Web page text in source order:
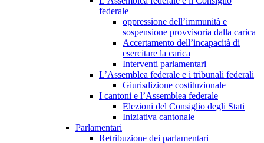
federale
oppressione dell’immunità e
sospensione provvisoria dalla carica
Accertamento dell’incapacità di
esercitare la carica
Interventi parlamentari
L’Assemblea federale e i tribunali federali
Giurisdizione costituzionale
I cantoni e l’Assemblea federale
Elezioni del Consiglio degli Stati
Iniziativa cantonale
Parlamentari
Retribuzione dei parlamentari